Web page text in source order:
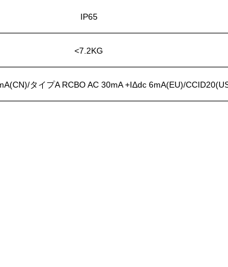
IP65
<7.2KG
タイプA RCBO AC 30mA +IΔdc 6mA(EU)/